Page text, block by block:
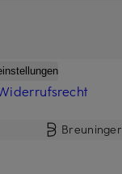
Breuninger